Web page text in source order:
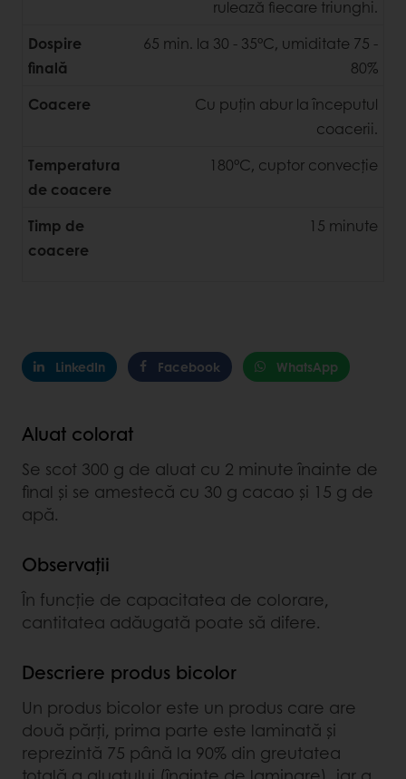
rulează fiecare triunghi.
Dospire
finală
65 min. la 30 - 35°C, umiditate 75 -
80%
Coacere
Cu puțin abur la începutul
coacerii.
Temperatura
de coacere
180°C, cuptor convecție
Timp de
coacere
15 minute
LinkedIn Facebook WhatsApp
Aluat colorat
Se scot 300 g de aluat cu 2 minute înainte de
final și se amestecă cu 30 g cacao și 15 g de
apă.
Observații
În funcție de capacitatea de colorare,
cantitatea adăugată poate să difere.
Descriere produs bicolor
Un produs bicolor este un produs care are
două părți, prima parte este laminată și
reprezintă 75 până la 90% din greutatea